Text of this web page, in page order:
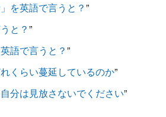
を英語で言うと？”
と？”
語で言うと？”
くらい蔓延しているのか”
分は見放さないでください”